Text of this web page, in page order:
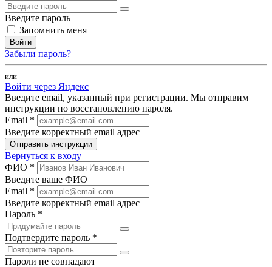
Введите пароль
Запомнить меня
Войти
Забыли пароль?
или
Войти через Яндекс
Введите email, указанный при регистрации. Мы отправим
инструкции по восстановлению пароля.
Email *
Введите корректный email адрес
Отправить инструкции
Вернуться к входу
ФИО *
Введите ваше ФИО
Email *
Введите корректный email адрес
Пароль *
Подтвердите пароль *
Пароли не совпадают